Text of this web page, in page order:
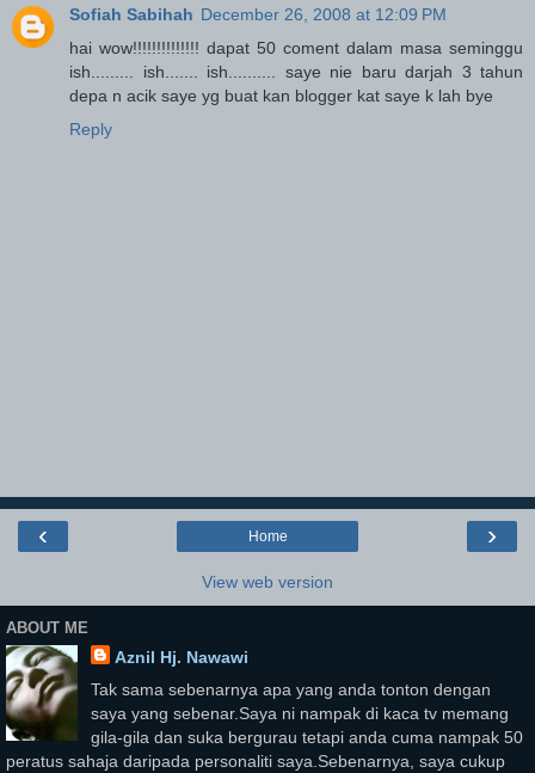
Sofiah Sabihah December 26, 2008 at 12:09 PM
hai wow!!!!!!!!!!!!!! dapat 50 coment dalam masa seminggu
ish......... ish....... ish.......... saye nie baru darjah 3 tahun
depa n acik saye yg buat kan blogger kat saye k lah bye
Reply
‹ ›
Home
View web version
ABOUT ME
Aznil Hj. Nawawi
Tak sama sebenarnya apa yang anda tonton dengan
saya yang sebenar.Saya ni nampak di kaca tv memang
gila-gila dan suka bergurau tetapi anda cuma nampak 50
peratus sahaja daripada personaliti saya.Sebenarnya, saya cukup